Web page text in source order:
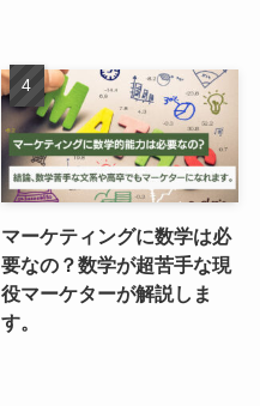
マーケティングに数学は必
要なの？数学が超苦手な現
役マーケターが解説しま
す。